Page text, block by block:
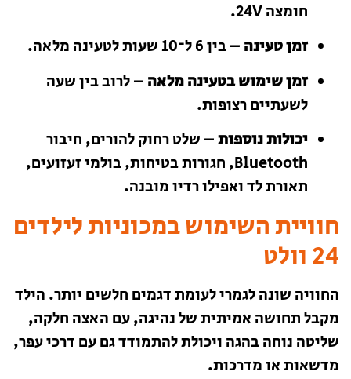
חומצה 24V.
זמן טעינה– בין 6 ל־10 שעות לטעינה מלאה.
זמן שימוש בטעינה מלאה– לרוב בין שעה
לשעתיים רצופות.
יכולות נוספות– שלט רחוק להורים, חיבור
Bluetooth, חגורות בטיחות, בולמי זעזועים,
תאורת לד ואפילו רדיו מובנה.
חוויית השימוש במכוניות לילדים
24 וולט
החוויה שונה לגמרי לעומת דגמים חלשים יותר. הילד
מקבל תחושה אמיתית של נהיגה, עם האצה חלקה,
שליטה נוחה בהגה ויכולת להתמודד גם עם דרכי עפר,
מדשאות או מדרכות.